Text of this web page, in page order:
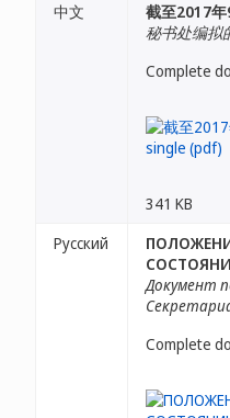
中文
截至2017
秘书处编拟
Complete
341 KB
Русский
Документ
Complete